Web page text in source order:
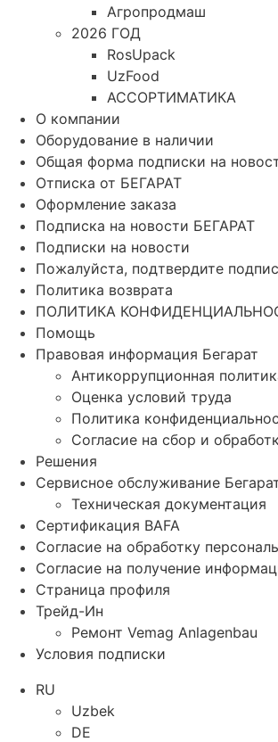
Агропродмаш
2026 ГОД
RosUpack
UzFood
АССОРТИМАТИКА
О компании
Оборудование в наличии
Общая форма подписки на
Отписка от БЕГАРАТ
Оформление заказа
Подписка на новости БЕГАРАТ
Подписки на новости
Пожалуйста, подтвердите
Политика возврата
ПОЛИТИКА
Помощь
Правовая информация Бегарат
Антикоррупционная
Оценка условий труда
Политика
Согласие на сбор и
Решения
Сервисное обслуживание
Техническая документация
Сертификация BAFA
Согласие на обработку
Согласие на получение
Страница профиля
Трейд-Ин
Ремонт Vemag Anlagenbau
Условия подписки
RU
Uzbek
DE